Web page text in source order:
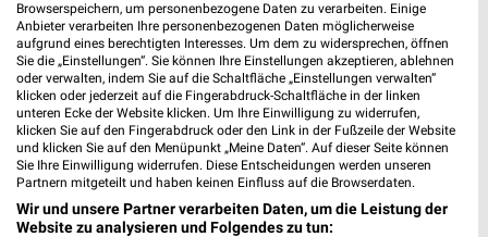
147,71 km
dm Leipzig
Handelsstraße 4-8
04356 Leipzig
Heute 08:00 - 20:00 Uhr | Geöffnet
Browserspeichern, um personenbezogene Daten zu verarbeiten. Einige
Anbieter verarbeiten Ihre personenbezogenen Daten möglicherweise
aufgrund eines berechtigten Interesses. Um dem zu widersprechen, öffnen
Sie die „Einstellungen“. Sie können Ihre Einstellungen akzeptieren, ablehnen
oder verwalten, indem Sie auf die Schaltfläche „Einstellungen verwalten“
klicken oder jederzeit auf die Fingerabdruck-Schaltfläche in der linken
unteren Ecke der Website klicken. Um Ihre Einwilligung zu widerrufen,
klicken Sie auf den Fingerabdruck oder den Link in der Fußzeile der Website
und klicken Sie auf den Menüpunkt „Meine Daten“. Auf dieser Seite können
Sie Ihre Einwilligung widerrufen. Diese Entscheidungen werden unseren
Partnern mitgeteilt und haben keinen Einfluss auf die Browserdaten.
Wir und unsere Partner verarbeiten Daten, um die Leistung der
Website zu analysieren und Folgendes zu tun: